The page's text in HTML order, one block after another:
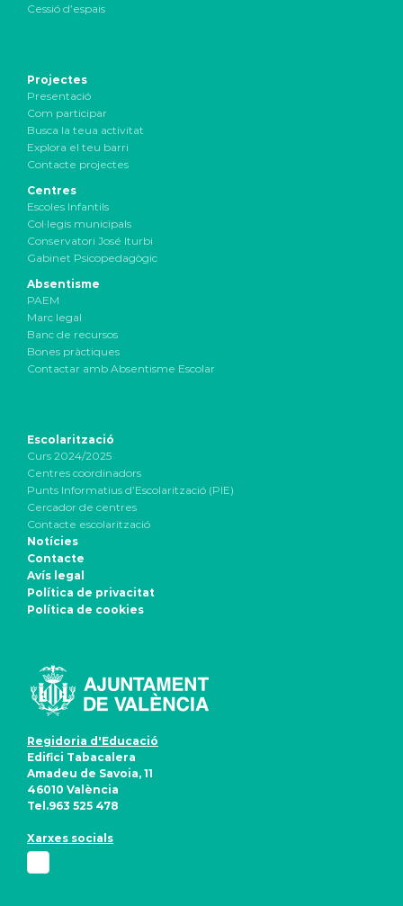
Cessió d’espais
Projectes
Presentació
Com participar
Busca la teua activitat
Explora el teu barri
Contacte projectes
Centres
Escoles Infantils
Col·legis municipals
Conservatori José Iturbi
Gabinet Psicopedagògic
Absentisme
PAEM
Marc legal
Banc de recursos
Bones pràctiques
Contactar amb Absentisme Escolar
Escolarització
Curs 2024/2025
Centres coordinadors
Punts Informatius d’Escolarització (PIE)
Cercador de centres
Contacte escolarització
Notícies
Contacte
Avís legal
Política de privacitat
Política de cookies
Regidoria d'Educació
Edifici Tabacalera
Amadeu de Savoia, 11
46010 València
Tel.963 525 478
Xarxes socials